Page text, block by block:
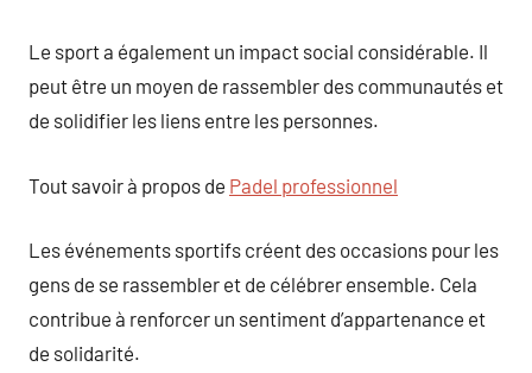
Le sport a également un impact social considérable. Il
peut être un moyen de rassembler des communautés et
de solidifier les liens entre les personnes.
Tout savoir à propos de Padel professionnel
Les événements sportifs créent des occasions pour les
gens de se rassembler et de célébrer ensemble. Cela
contribue à renforcer un sentiment d’appartenance et
de solidarité.